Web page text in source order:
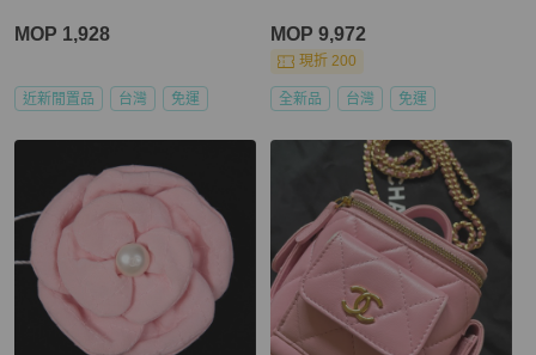
MOP 1,928
近新閒置品 台灣 免運
MOP 9,972
現折 200
全新品 台灣 免運